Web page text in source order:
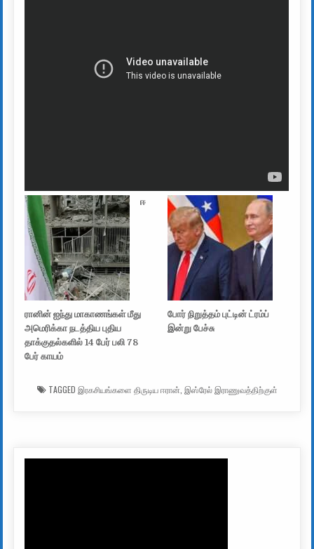
ஈ
ரானின் ஐந்து மாகாணங்கள் மீது
அமெரிக்கா நடத்திய புதிய
தாக்குதல்களில் 14 பேர் பலி 78
பேர் காயம்
போர் நிறுத்தம் புட்டின் ட்ரம்ப்
இன்று பேச்சு
TAGGED இரகசியங்களை திருடிய ஈரான் இஸ்ரேல் இராணுவத்திற்குள்